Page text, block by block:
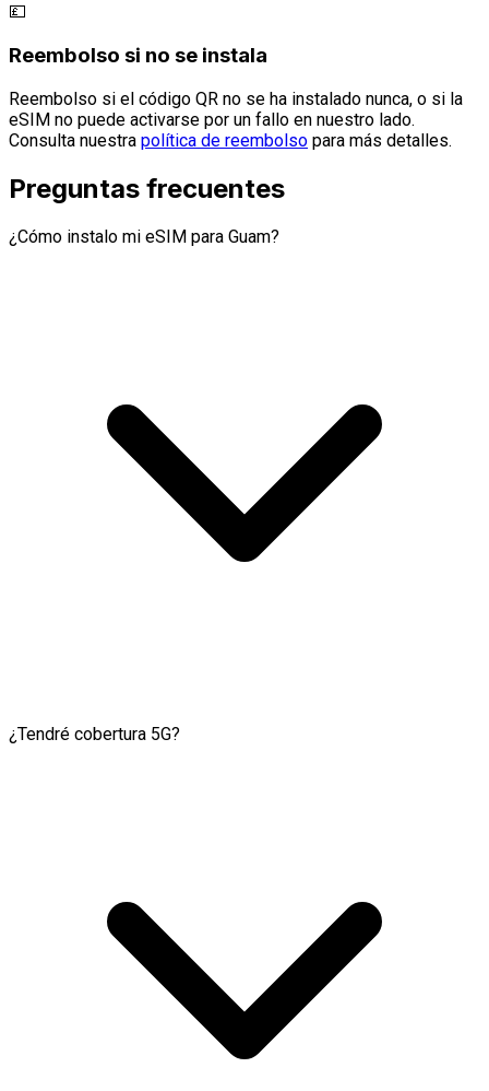
💷
Reembolso si no se instala
Reembolso si el código QR no se ha instalado nunca, o si la
eSIM no puede activarse por un fallo en nuestro lado.
Consulta nuestra política de reembolso para más detalles.
Preguntas frecuentes
¿Cómo instalo mi eSIM para Guam?
¿Tendré cobertura 5G?